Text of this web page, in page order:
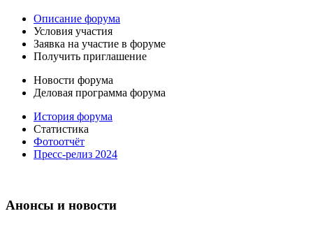
Описание форума
Условия участия
Заявка на участие в форуме
Получить приглашение
Новости форума
Деловая программа форума
История форума
Статистика
Фотоотчёт
Пресс-релиз 2024
Анонсы и новости